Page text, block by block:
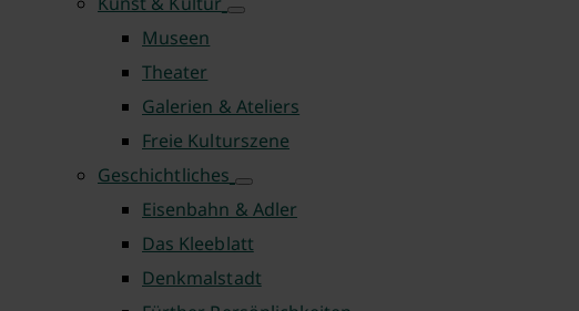
Museen
Theater
Galerien & Ateliers
Freie Kulturszene
Geschichtliches
Eisenbahn & Adler
Das Kleeblatt
Denkmalstadt